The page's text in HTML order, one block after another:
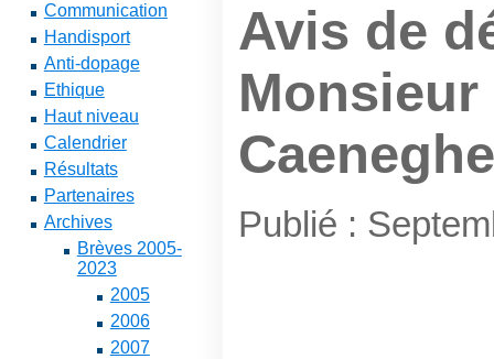
Communication
Handisport
Anti-dopage
Ethique
Haut niveau
Calendrier
Résultats
Partenaires
Archives
Brèves 2005-
2023
2005
2006
2007
Avis de
Monsieur
Publié :